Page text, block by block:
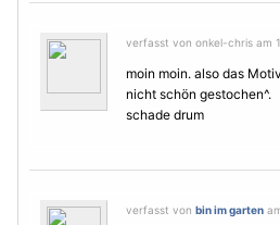
verfasst von onkel-chris am
moin moin. also das
nicht schön gestochen^.
schade drum
verfasst von bin im garten